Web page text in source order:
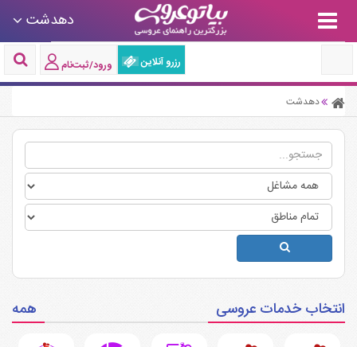
دهدشت
رزرو آنلاین ورود/ثبت‌نام
دهدشت
انتخاب خدمات عروسی همه